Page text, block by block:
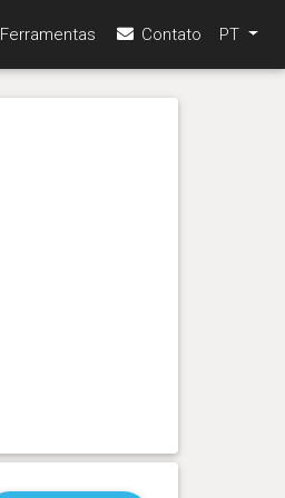
Ferramentas Contato PT